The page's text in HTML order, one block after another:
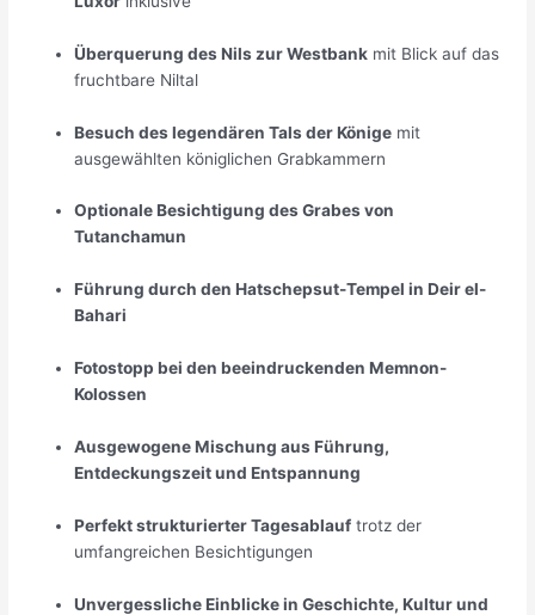
Überquerung des Nils zur Westbank mit Blick auf das
fruchtbare Niltal
Besuch des legendären Tals der Könige mit
ausgewählten königlichen Grabkammern
Optionale Besichtigung des Grabes von
Tutanchamun
Führung durch den Hatschepsut-Tempel in Deir el-
Bahari
Fotostopp bei den beeindruckenden Memnon-
Kolossen
Ausgewogene Mischung aus Führung,
Entdeckungszeit und Entspannung
Perfekt strukturierter Tagesablauf trotz der
umfangreichen Besichtigungen
Unvergessliche Einblicke in Geschichte, Kultur und